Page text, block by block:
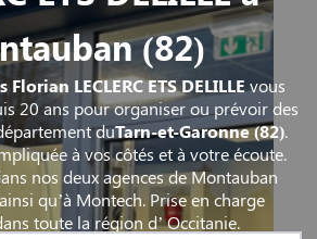
(82)
LECLERC ETS DELILLE vous
20 ans pour organiser ou prévoir des
duTarn-et-Garonne(82).
à vos côtés et à votre écoute.
nos deux agences de Montauban
qu’à Montech. Prise en charge
toute la région d’ Occitanie.